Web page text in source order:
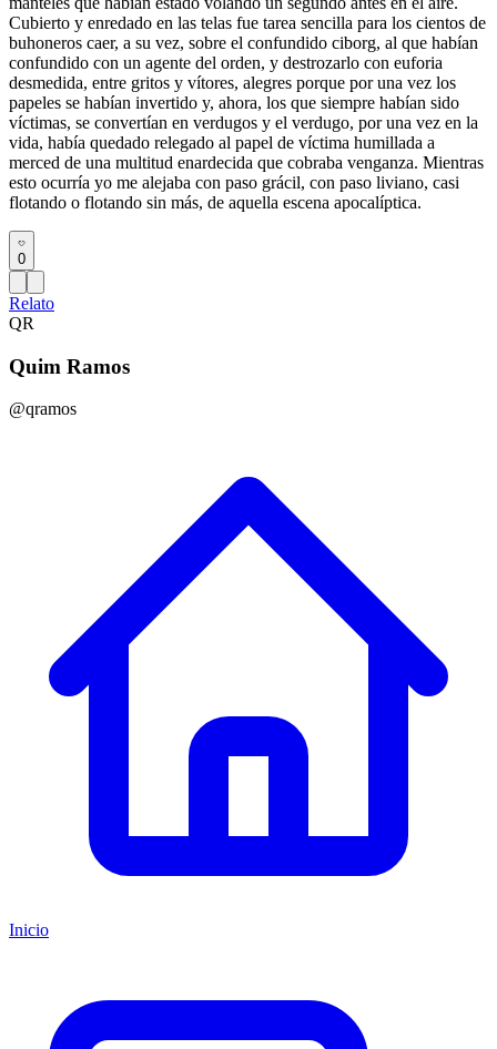
Cubierto y enredado en las telas fue tarea sencilla para los cientos de
buhoneros caer, a su vez, sobre el confundido ciborg, al que habían
confundido con un agente del orden, y destrozarlo con euforia
desmedida, entre gritos y vítores, alegres porque por una vez los
papeles se habían invertido y, ahora, los que siempre habían sido
víctimas, se convertían en verdugos y el verdugo, por una vez en la
vida, había quedado relegado al papel de víctima humillada a
merced de una multitud enardecida que cobraba venganza. Mientras
esto ocurría yo me alejaba con paso grácil, con paso liviano, casi
flotando o flotando sin más, de aquella escena apocalíptica.
0
Relato
QR
Quim Ramos
@qramos
Inicio